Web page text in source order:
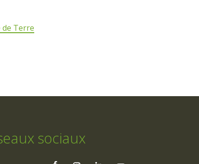
de Terre
sociaux